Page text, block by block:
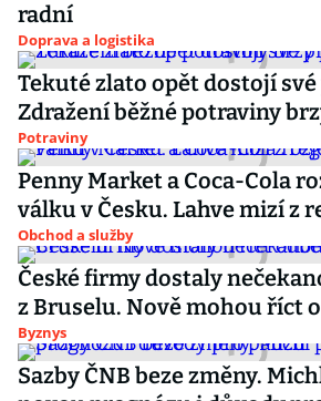
radní
Doprava a logistika
Tekuté zlato opět dostojí
Zdražení běžné potraviny
Potraviny
Penny Market a Coca-Cola
válku v Česku. Lahve mizí z
Obchod a služby
České firmy dostaly
z Bruselu. Nově mohou říct
Byznys
Sazby ČNB beze změny.